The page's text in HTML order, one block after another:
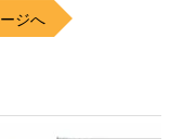
ジへ